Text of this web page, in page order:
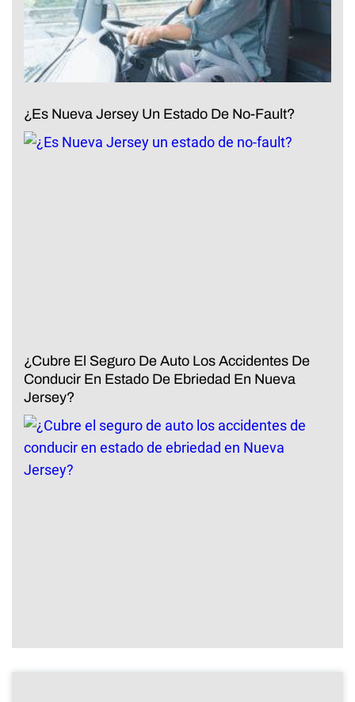
¿Es Nueva Jersey Un Estado De No-Fault?
¿Cubre El Seguro De Auto Los Accidentes De
Conducir En Estado De Ebriedad En Nueva
Jersey?